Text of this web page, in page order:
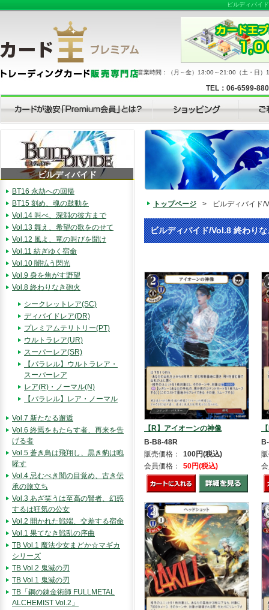
ビルディバイ
営業時間：（月～金）13:00～21:00（土・日
TEL：06-6599-
トップページ > ビルディバイド/
ビルディバイド/Vol.8 終わり
【R】アイオーンの神像
B-B8-48R
販売価格：
100円(税込)
会員価格：
50円(税込)
ビルディバイド
BT16 永劫への回帰
BT15 刻め、魂の鼓動を
Vol.14 叫べ、深淵の彼方まで
Vol.13 舞え、希望の歌をのせて
Vol.12 風よ、竜の叫びを聞け
Vol.11 紡ぎゆく宿命
Vol.10 闇払う閃光
Vol.9 身を焦がす野望
Vol.8 終わりなき砲火
シークレットレア(SC)
ディバイドレア(DR)
プレミアムテリトリー(PT)
ウルトラレア(UR)
スーパーレア(SR)
【パラレル】ウルトラレア・
スーパーレア
レア(R)・ノーマル(N)
【パラレル】レア・ノーマル
Vol.7 新たなる邂逅
Vol.6 終焉をもたらす者、再来を告
げる者
Vol.5 蒼き鳥は飛翔し、黒き豹は咆
哮す
Vol.4 忌むべき闇の目覚め、古き伝
承の旅立ち
Vol.3 あざ笑うは至高の賢者、幻惑
するは狂気の公女
Vol.2 開かれた戦端、交差する宿命
Vol.1 果てなき戦乱の序曲
TB Vol.1 魔法少女まどか☆マギカ
シリーズ
TB Vol.2 鬼滅の刃
TB Vol.1 鬼滅の刃
TB「鋼の錬金術師 FULLMETAL
ALCHEMIST Vol.2」